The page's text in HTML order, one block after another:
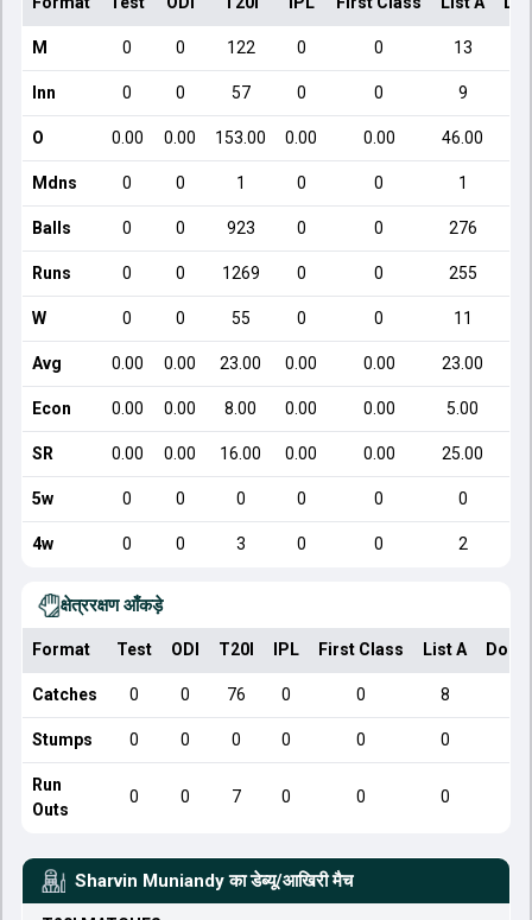
M 0 0 122 0 0 13
Inn 0 0 57 0 0 9
O 0.00 0.00 153.00 0.00 0.00 46.00
Mdns 0 0 1 0 0 1
Balls 0 0 923 0 0 276
Runs 0 0 1269 0 0 255
W 0 0 55 0 0 11
Avg 0.00 0.00 23.00 0.00 0.00 23.00
Econ 0.00 0.00 8.00 0.00 0.00 5.00
SR 0.00 0.00 16.00 0.00 0.00 25.00
5w 0 0 0 0 0 0
4w 0 0 3 0 0 2
क्षेत्ररक्षण आँकड़े
Format Test ODI T20I IPL First Class List A
Catches 0 0 76 0 0 8
Stumps 0 0 0 0 0 0
Run
Outs
0 0 7 0 0 0
Sharvin Muniandy का डेब्यू/आखिरी मैच